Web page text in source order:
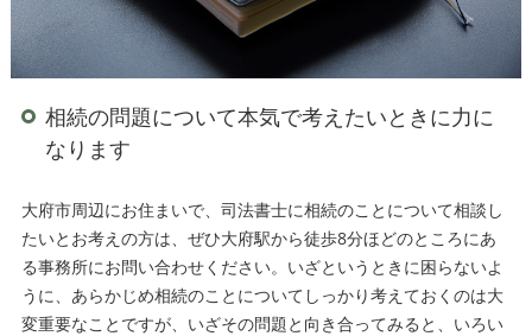
相続の問題について本気で考えたいときに力に
なります
大府市周辺にお住まいで、司法書士に相続のことについて相談し
たいとお考えの方は、ぜひ大府駅から徒歩8分ほどのところにあ
る事務所にお問い合わせください。いざというときに困らないよ
うに、あらかじめ相続のことについてしっかり考えておくのは大
変重要なことですが、いざその問題と向き合ってみると、いろい